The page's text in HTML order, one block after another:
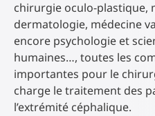
chirurgie oculo-plastique,
dermatologie, médecine
encore psychologie et
humaines…, toutes les
importantes pour le
charge le traitement des
l’extrémité céphalique.